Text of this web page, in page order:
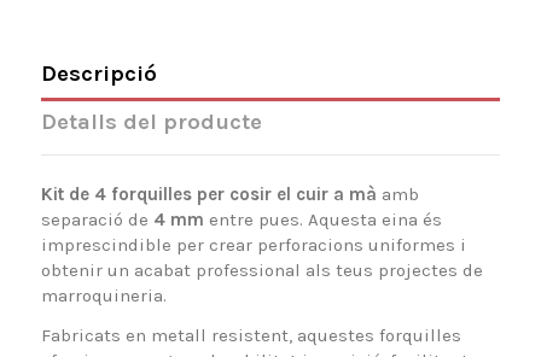
Descripció
Detalls del producte
Kit de 4 forquilles per cosir el cuir a mà amb
separació de 4 mm entre pues. Aquesta eina és
imprescindible per crear perforacions uniformes i
obtenir un acabat professional als teus projectes de
marroquineria.
Fabricats en metall resistent, aquestes forquilles